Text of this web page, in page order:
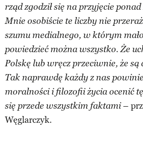
rząd zgodził się na przyjęcie
Mnie osobiście te liczby nie
szumu medialnego, w którym
powiedzieć można wszystko. Że
Polskę lub wręcz przeciwnie, że są
Tak naprawdę każdy z nas
moralności i filozofii życia ocenić
się przede wszystkim faktami–
Węglarczyk.